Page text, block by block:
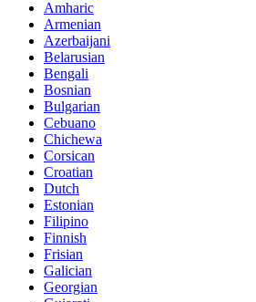
Amharic
Armenian
Azerbaijani
Belarusian
Bengali
Bosnian
Bulgarian
Cebuano
Chichewa
Corsican
Croatian
Dutch
Estonian
Filipino
Finnish
Frisian
Galician
Georgian